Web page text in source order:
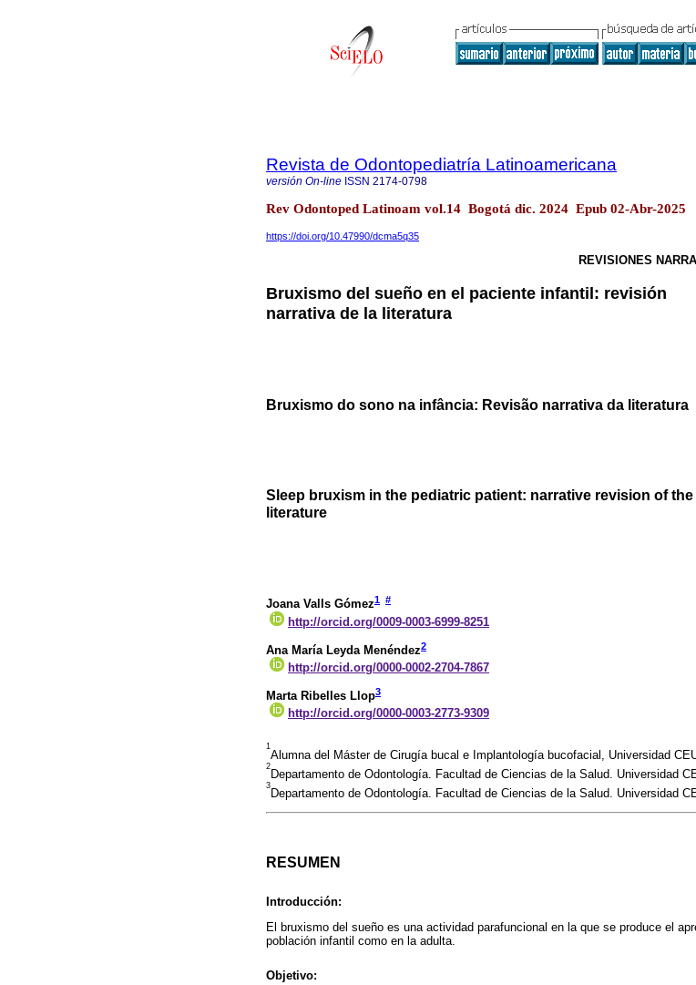
Revista de Odontopediatría Latinoamericana
versión On-line ISSN 2174-0798
Rev Odontoped Latinoam vol.14 Bogotá dic. 2024 Epub 02-Abr-2025
https://doi.org/10.47990/dcma5q35
REVISIONES
Bruxismo del sueño en el paciente infantil: revisión
narrativa de la literatura
Bruxismo do sono na infância: Revisão narrativa da literatura
Sleep bruxism in the pediatric patient: narrative revision of the
literature
Joana Valls Gómez1 #
http://orcid.org/0009-0003-6999-8251
Ana María Leyda Menéndez2
http://orcid.org/0000-0002-2704-7867
Marta Ribelles Llop3
http://orcid.org/0000-0003-2773-9309
1
Alumna del Máster de Cirugía bucal e Implantología bucofacial, Universidad
2
Departamento de Odontología. Facultad de Ciencias de la Salud. Universidad
3
Departamento de Odontología. Facultad de Ciencias de la Salud. Universidad
RESUMEN
Introducción:
El bruxismo del sueño es una actividad parafuncional en la que se produce el
población infantil como en la adulta.
Objetivo: